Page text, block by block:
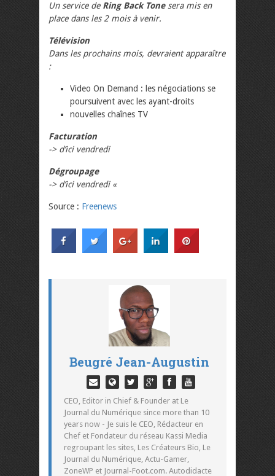
Un service de Ring Back Tonesera mis en
place dans les 2 mois à venir.
Télévision
Dans les prochains mois, devraient apparaître
:
Video On Demand : les négociations se
poursuivent avec les ayant-droits
nouvelles chaînes TV
Facturation
-> d’ici vendredi
Dégroupage
-> d’ici vendredi «
Source : Freenews
Beugré Jean-Augustin
CEO, Editor in Chief & Founder at Le
Journal du Numérique since more than 10
years now - Je suis le CEO, Rédacteur en
Chef et Fondateur du réseau Kassi Media
regroupant les sites, Les Créateurs Bio, Le
Journal du Numérique, Actu-Gamer,
ZoneWP et Journal-Foot.com. Autodidacte